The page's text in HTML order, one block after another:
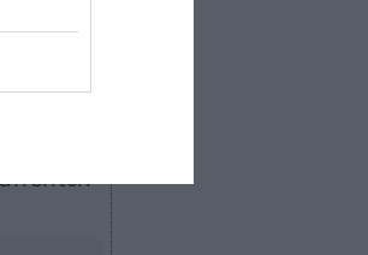
para
afronten